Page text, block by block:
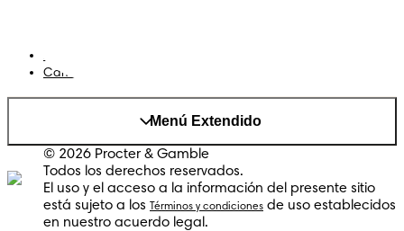
Cambiar el país/region
Menú Extendido
© 2026 Procter & Gamble
Todos los derechos reservados.
El uso y el acceso a la información del presente sitio
está sujeto a los
Términos y condiciones de uso establecidos
en nuestro acuerdo legal.